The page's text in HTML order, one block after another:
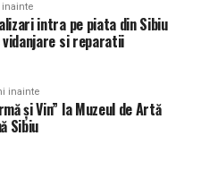
inainte
intra pe piata din Sibiu
si reparatii
inainte
și Vin” la Muzeul de Artă
Sibiu